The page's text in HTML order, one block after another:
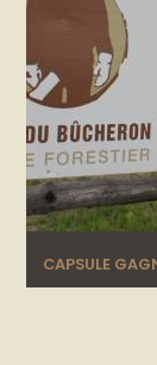
CAPSULE